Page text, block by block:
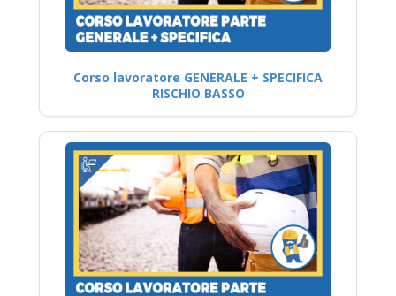
Corso lavoratore GENERALE + SPECIFICA
RISCHIO BASSO